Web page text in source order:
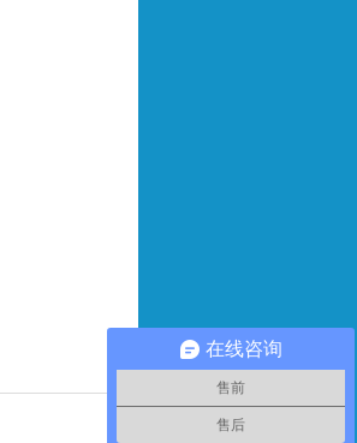
在线咨询
售前
售后